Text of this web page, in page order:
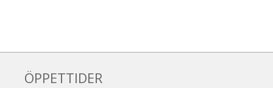
ÖPPETTIDER